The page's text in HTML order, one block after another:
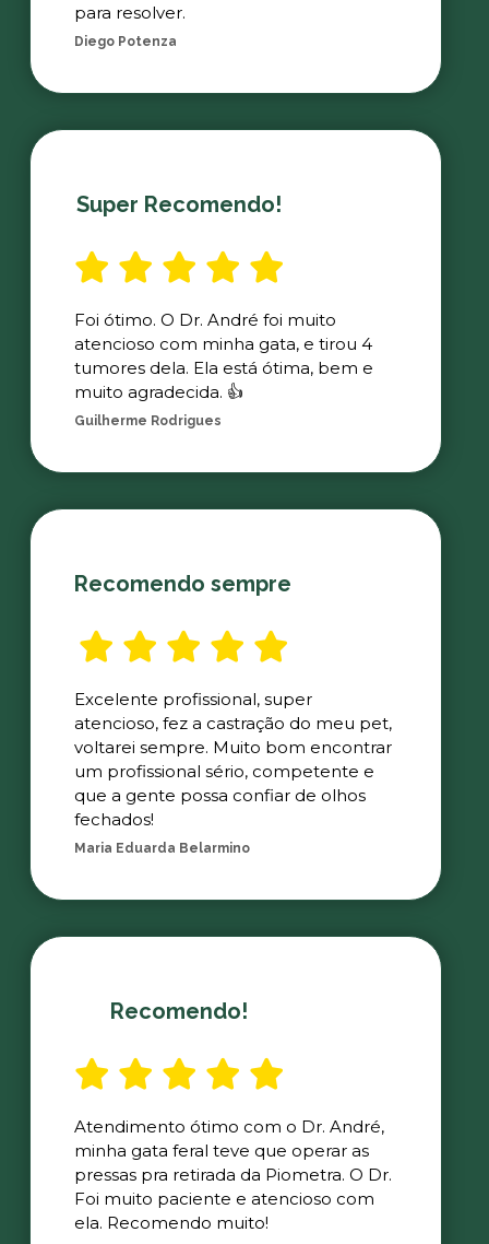
para resolver.
Diego Potenza
Super Recomendo!
Foi ótimo. O Dr. André foi muito
atencioso com minha gata, e tirou 4
tumores dela. Ela está ótima, bem e
muito agradecida. 👍
Guilherme Rodrigues
Recomendo sempre
Excelente profissional, super
atencioso, fez a castração do meu pet,
voltarei sempre. Muito bom encontrar
um profissional sério, competente e
que a gente possa confiar de olhos
fechados!
Maria Eduarda Belarmino
Recomendo!
Atendimento ótimo com o Dr. André,
minha gata feral teve que operar as
pressas pra retirada da Piometra. O Dr.
Foi muito paciente e atencioso com
ela. Recomendo muito!